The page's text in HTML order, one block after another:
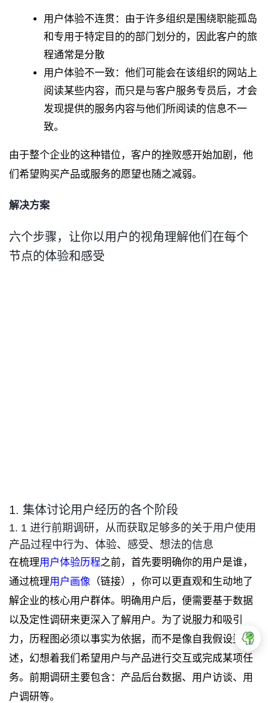
用户体验不连贯：由于许多组织是围绕职能孤岛
和专用于特定目的的部门划分的，因此客户的旅
程通常是分散
用户体验不一致：他们可能会在该组织的网站上
阅读某些内容，而只是与客户服务专员后，才会
发现提供的服务内容与他们所阅读的信息不一
致。
由于整个企业的这种错位，客户的挫败感开始加剧，他
们希望购买产品或服务的愿望也随之减弱。
解决方案
六个步骤，让你以用户的视角理解他们在每个
节点的体验和感受
1. 集体讨论用户经历的各个阶段
1. 1 进行前期调研，从而获取足够多的关于用户使用
产品过程中行为、体验、感受、想法的信息
在梳理用户体验历程之前，首先要明确你的用户是谁，
通过梳理用户画像 （链接），你可以更直观和生动地了
解企业的核心用户群体。明确用户后，便需要基于数据
以及定性调研来更深入了解用户。为了说服力和吸引
力，历程图必须以事实为依据，而不是像自我假设型描
述，幻想着我们希望用户与产品进行交互或完成某项任
务。前期调研主要包含：产品后台数据、用户访谈、用
户调研等。